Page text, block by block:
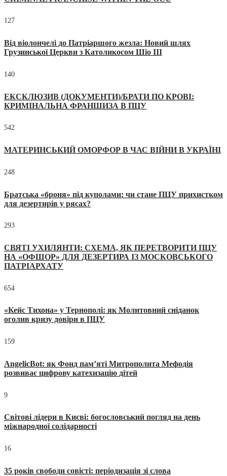
127
Від віолончелі до Патріаршого жезла: Новий шлях
Грузинської Церкви з Католикосом Шіо III
140
ЕКСКЛЮЗИВ (ДОКУМЕНТИ)/БРАТИ ПО КРОВІ:
КРИМІНАЛЬНА ФРАНШИЗА В ПЦУ
542
МАТЕРИНСЬКИЙ ОМОРФОР В ЧАС ВІЙНИ В УКРАЇНІ
248
Братська «броня» під куполами: чи стане ПЦУ прихистком
для дезертирів у рясах?
293
СВЯТІ УХИЛЯНТИ: СХЕМА, ЯК ПЕРЕТВОРИТИ ПЦУ
НА «ОФШОР» ДЛЯ ДЕЗЕРТИРА ІЗ МОСКОВСЬКОГО
ПАТРІАРХАТУ
654
«Кейс Тихона» у Тернополі: як Молитовний сніданок
оголив кризу довіри в ПЦУ
159
AngelicBot: як Фонд пам’яті Митрополита Мефодія
розвиває цифрову катехизацію дітей
9
Світові лідери в Києві: богословський погляд на день
міжнародної солідарності
16
35 років свободи совісті: періодизація зі слова